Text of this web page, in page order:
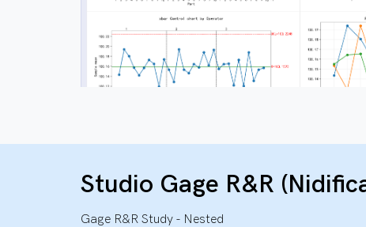
Studio Gage R&R
Gage R&R Study - Nested